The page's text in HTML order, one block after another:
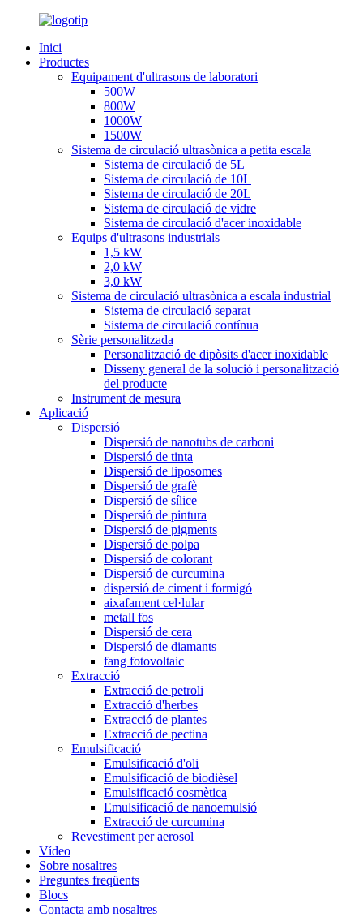
Inici
Productes
Equipament d'ultrasons de laboratori
500W
800W
1000W
1500W
Sistema de circulació ultrasònica a petita escala
Sistema de circulació de 5L
Sistema de circulació de 10L
Sistema de circulació de 20L
Sistema de circulació de vidre
Sistema de circulació d'acer inoxidable
Equips d'ultrasons industrials
1,5 kW
2,0 kW
3,0 kW
Sistema de circulació ultrasònica a escala industrial
Sistema de circulació separat
Sistema de circulació contínua
Sèrie personalitzada
Personalització de dipòsits d'acer inoxidable
Disseny general de la solució i personalització
del producte
Instrument de mesura
Aplicació
Dispersió
Dispersió de nanotubs de carboni
Dispersió de tinta
Dispersió de liposomes
Dispersió de grafè
Dispersió de sílice
Dispersió de pintura
Dispersió de pigments
Dispersió de polpa
Dispersió de colorant
Dispersió de curcumina
dispersió de ciment i formigó
aixafament cel·lular
metall fos
Dispersió de cera
Dispersió de diamants
fang fotovoltaic
Extracció
Extracció de petroli
Extracció d'herbes
Extracció de plantes
Extracció de pectina
Emulsificació
Emulsificació d'oli
Emulsificació de biodièsel
Emulsificació cosmètica
Emulsificació de nanoemulsió
Extracció de curcumina
Revestiment per aerosol
Vídeo
Sobre nosaltres
Preguntes freqüents
Blocs
Contacta amb nosaltres